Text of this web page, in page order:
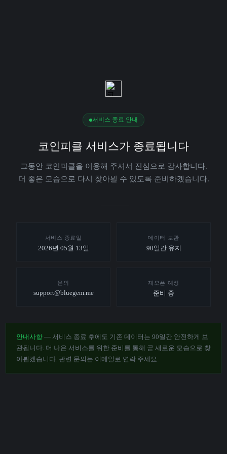
서비스 종료 안내
코인피클 서비스가 종료됩니다
그동안 코인피클을 이용해 주셔서 진심으로 감사합니다.
더 좋은 모습으로 다시 찾아뵐 수 있도록 준비하겠습니다.
서비스 종료일
2026년 05월 13일
데이터 보관
90일간 유지
문의
support@bluegem.me
재오픈 예정
준비 중
안내사항 — 서비스 종료 후에도 기존 데이터는 90일간 안전하게 보
관됩니다. 더 나은 서비스를 위한 준비를 통해 곧 새로운 모습으로 찾
아뵙겠습니다. 관련 문의는 이메일로 연락 주세요.